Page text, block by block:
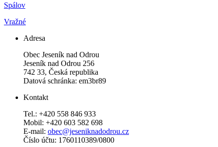
Spálov
Vražné
Adresa
Obec Jeseník nad Odrou
Jeseník nad Odrou 256
742 33, Česká republika
Datová schránka: em3br89
Kontakt
Tel.: +420 558 846 933
Mobil: +420 603 582 698
E-mail: obec@jeseniknadodrou.cz
Číslo účtu: 1760110389/0800